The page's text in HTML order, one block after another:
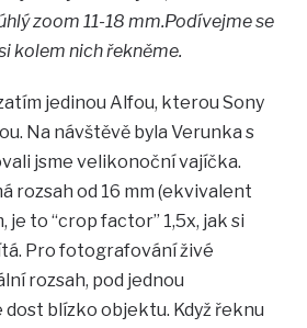
zoom 11-18 mm.Podívejme se
kolem nich řekněme.
jedinou Alfou, kterou Sony
Na návštěvě byla Verunka s
jsme velikonoční vajíčka.
rozsah od 16 mm (ekvivalent
je to “crop factor” 1,5x, jak si
Pro fotografování živé
rozsah, pod jednou
dost blízko objektu. Když řeknu